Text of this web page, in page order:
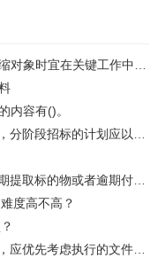
键工作中考虑的因素包括()。
内容有()。
计划应以()为关键约束条件。
的物或者逾期付款的，()。
度高不高？
先考虑执行的文件是()。